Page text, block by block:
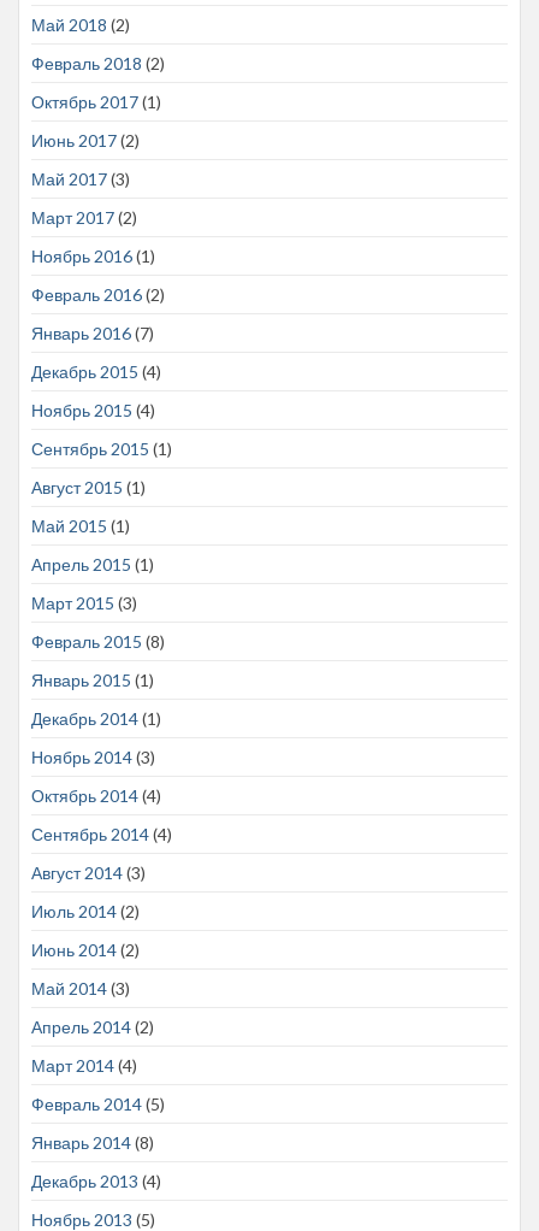
Май 2018 (2)
Февраль 2018 (2)
Октябрь 2017(1)
Июнь 2017(2)
Май 2017(3)
Март 2017(2)
Ноябрь 2016(1)
Февраль 2016(2)
Январь 2016(7)
Декабрь 2015 (4)
Ноябрь 2015 (4)
Сентябрь 2015 (1)
Август 2015 (1)
Май 2015 (1)
Апрель 2015 (1)
Март 2015 (3)
Февраль 2015 (8)
Январь 2015 (1)
Декабрь 2014(1)
Ноябрь 2014(3)
Октябрь 2014(4)
Сентябрь 2014(4)
Август 2014(3)
Июль 2014(2)
Июнь 2014(2)
Май 2014(3)
Апрель 2014(2)
Март 2014(4)
Февраль 2014(5)
Январь 2014(8)
Декабрь 2013 (4)
Ноябрь 2013 (5)